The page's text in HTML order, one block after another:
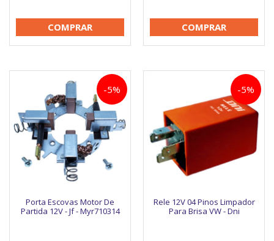
COMPRAR COMPRAR
Porta Escovas Motor De
Partida 12V - Jf - Myr710314
-5%
Rele 12V 04 Pinos Limpador
Para Brisa VW - Dni
-5%